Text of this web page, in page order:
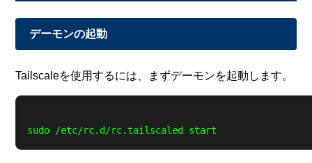
デーモンの起動
Tailscaleを使用するには、まずデーモンを起動します。